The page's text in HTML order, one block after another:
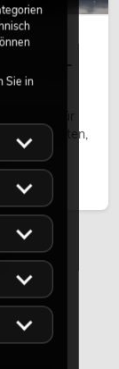
Moving-
für
Stadtfesten,
und
Sie in